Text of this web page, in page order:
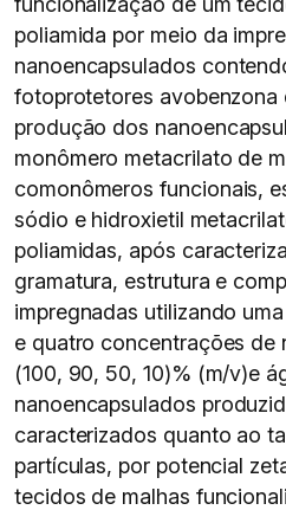
poliamida por meio da
nanoencapsulados
fotoprotetores avobenzona
produção dos
monômero metacrilato de
comonômeros funcionais,
sódio e hidroxietil
poliamidas, após
gramatura, estrutura e
impregnadas utilizando
e quatro concentrações de
(100, 90, 50, 10)% (m/v)e
nanoencapsulados
caracterizados quanto ao
partículas, por potencial
tecidos de malhas